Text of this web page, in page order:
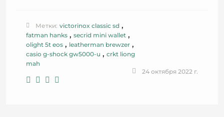
Метки: victorinox classic sd ,
fatman hanks , secrid mini wallet ,
olight 5t eos , leatherman brewzer ,
casio g-shock gw5000-u , crkt liong
mah
24 октября 2022 г.